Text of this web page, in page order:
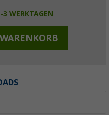
3 WERKTAGEN